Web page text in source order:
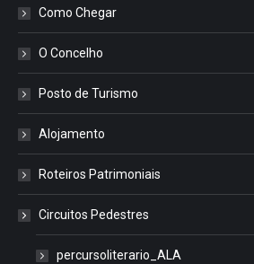
Como Chegar
O Concelho
Posto de Turismo
Alojamento
Roteiros Patrimoniais
Circuitos Pedestres
percursoliterario_ALA